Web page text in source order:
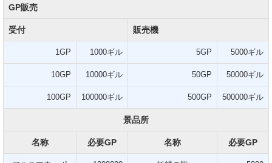
GP販売
受付 販売機
1GP 1000ギル 5GP 5000ギル
10GP 10000ギル 50GP 50000ギル
100GP 100000ギル 500GP 500000ギル
景品所
名称 必要GP 名称 必要GP